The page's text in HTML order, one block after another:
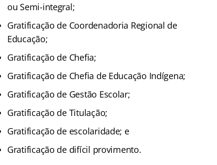
ou Semi-integral;
Gratificação de Coordenadoria Regional de
Educação;
Gratificação de Chefia;
Gratificação de Chefia de Educação Indígena;
Gratificação de Gestão Escolar;
Gratificação de Titulação;
Gratificação de escolaridade; e
Gratificação de difícil provimento.